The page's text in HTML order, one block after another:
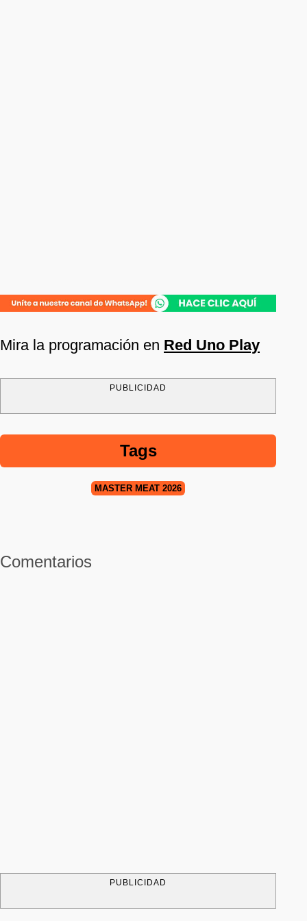
Mira la programación en Red Uno Play
PUBLICIDAD
Tags
MASTER MEAT 2026
Comentarios
PUBLICIDAD